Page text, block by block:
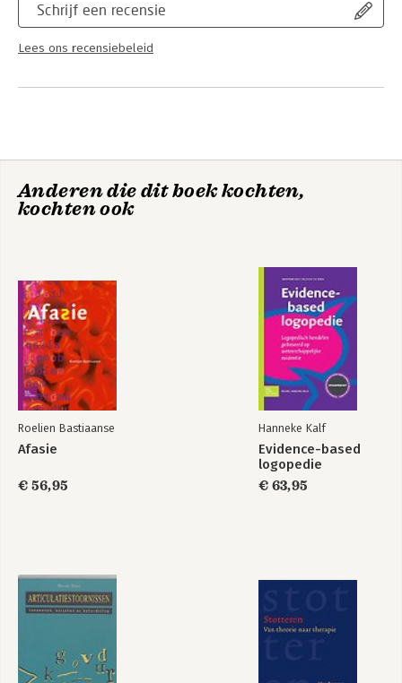
Schrijf een recensie
Lees ons recensiebeleid
Anderen die dit boek kochten,
kochten ook
Roelien Bastiaanse
Afasie
€ 56,95
Hanneke Kalf
Evidence-based
logopedie
€ 63,95